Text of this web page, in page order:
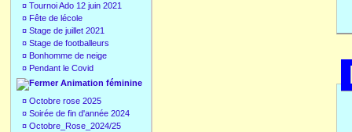
¤ Tournoi Ado 12 juin 2021
¤ Fête de lécole
¤ Stage de juillet 2021
¤ Stage de footballeurs
¤ Bonhomme de neige
¤ Pendant le Covid
Animation féminine
¤ Octobre rose 2025
¤ Soirée de fin d'année 2024
¤ Octobre_Rose_2024/25